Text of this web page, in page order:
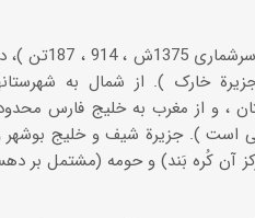
خارک ). از شمال به
، و از مغرب به خلیج فارس
است ). جزیرة شیف و خلیج بوشهر
آن کُره بَند) و حومه (مشتمل بر